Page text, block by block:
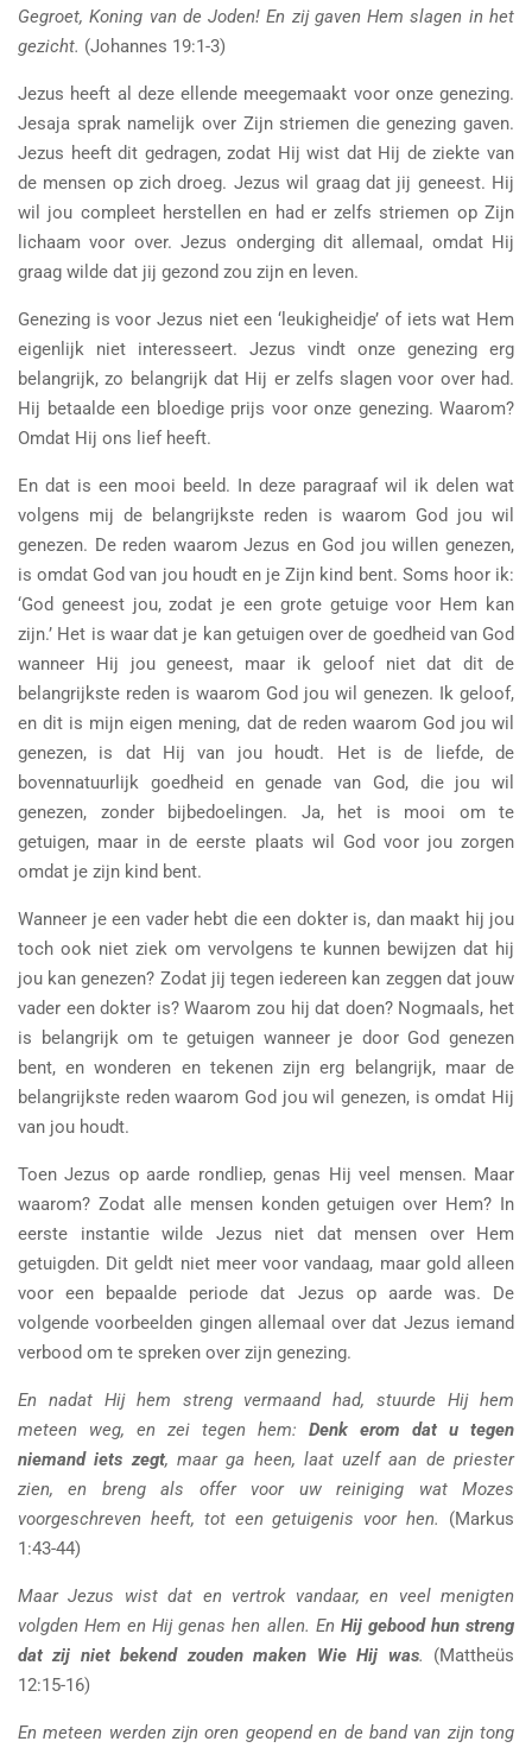
Gegroet, Koning van de Joden! En zij gaven Hem slagen in het
gezicht. (Johannes 19:1-3)
Jezus heeft al deze ellende meegemaakt voor onze genezing.
Jesaja sprak namelijk over Zijn striemen die genezing gaven.
Jezus heeft dit gedragen, zodat Hij wist dat Hij de ziekte van
de mensen op zich droeg. Jezus wil graag dat jij geneest. Hij
wil jou compleet herstellen en had er zelfs striemen op Zijn
lichaam voor over. Jezus onderging dit allemaal, omdat Hij
graag wilde dat jij gezond zou zijn en leven.
Genezing is voor Jezus niet een ‘leukigheidje’ of iets wat Hem
eigenlijk niet interesseert. Jezus vindt onze genezing erg
belangrijk, zo belangrijk dat Hij er zelfs slagen voor over had.
Hij betaalde een bloedige prijs voor onze genezing. Waarom?
Omdat Hij ons lief heeft.
En dat is een mooi beeld. In deze paragraaf wil ik delen wat
volgens mij de belangrijkste reden is waarom God jou wil
genezen. De reden waarom Jezus en God jou willen genezen,
is omdat God van jou houdt en je Zijn kind bent. Soms hoor ik:
‘God geneest jou, zodat je een grote getuige voor Hem kan
zijn.’ Het is waar dat je kan getuigen over de goedheid van God
wanneer Hij jou geneest, maar ik geloof niet dat dit de
belangrijkste reden is waarom God jou wil genezen. Ik geloof,
en dit is mijn eigen mening, dat de reden waarom God jou wil
genezen, is dat Hij van jou houdt. Het is de liefde, de
bovennatuurlijk goedheid en genade van God, die jou wil
genezen, zonder bijbedoelingen. Ja, het is mooi om te
getuigen, maar in de eerste plaats wil God voor jou zorgen
omdat je zijn kind bent.
Wanneer je een vader hebt die een dokter is, dan maakt hij jou
toch ook niet ziek om vervolgens te kunnen bewijzen dat hij
jou kan genezen? Zodat jij tegen iedereen kan zeggen dat jouw
vader een dokter is? Waarom zou hij dat doen? Nogmaals, het
is belangrijk om te getuigen wanneer je door God genezen
bent, en wonderen en tekenen zijn erg belangrijk, maar de
belangrijkste reden waarom God jou wil genezen, is omdat Hij
van jou houdt.
Toen Jezus op aarde rondliep, genas Hij veel mensen. Maar
waarom? Zodat alle mensen konden getuigen over Hem? In
eerste instantie wilde Jezus niet dat mensen over Hem
getuigden. Dit geldt niet meer voor vandaag, maar gold alleen
voor een bepaalde periode dat Jezus op aarde was. De
volgende voorbeelden gingen allemaal over dat Jezus iemand
verbood om te spreken over zijn genezing.
En nadat Hij hem streng vermaand had, stuurde Hij hem
meteen weg, en zei tegen hem: Denk erom dat u tegen
niemand iets zegt, maar ga heen, laat uzelf aan de priester
zien, en breng als offer voor uw reiniging wat Mozes
voorgeschreven heeft, tot een getuigenis voor hen.
(Markus
1:43-44)
Maar Jezus wist dat en vertrok vandaar, en veel menigten
volgden Hem en Hij genas hen allen. En Hij gebood hun streng
dat zij niet bekend zouden maken Wie Hij was. (Mattheüs
12:15-16)
En meteen werden zijn oren geopend en de band van zijn tong